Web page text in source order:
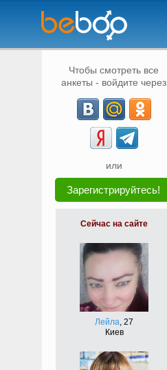
Чтобы смотреть все
анкеты - войдите через
или
Зарегистрируйтесь!
Сейчас на сайте
Лейла, 27
Киев